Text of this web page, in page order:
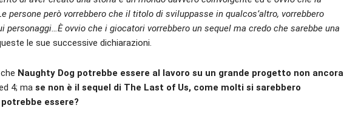
persone però vorrebbero che il titolo di sviluppasse in qualcos’altro, vorrebbero
personaggi…È ovvio che i giocatori vorrebbero un sequel ma credo che sarebbe una
le sue successive dichiarazioni.
Naughty Dog potrebbe essere al lavoro su un grande progetto non ancora
4; ma se non è il sequel di The Last of Us, come molti si sarebbero
essere?